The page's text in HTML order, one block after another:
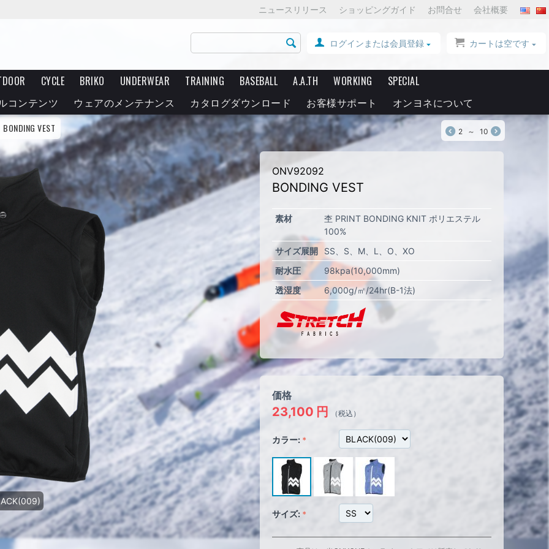
ニュースリリース ショッピングガイド お問合せ 会社概要
カートは空です
ログインまたは会員登録
CYCLE BRIKO UNDERWEAR TRAINING BASEBALL A.A.TH WORKING
SPECIAL
コンテンツ
ウェアのメンテナンス カタログダウンロード お客様サポート オンヨネについて
BONDING VEST 2 ～ 10
ONV92092
BONDING VEST
素材
杢 PRINT BONDING KNIT ポリエステル
100%
サイズ展開
SS S M L O
XO
耐水圧
98kpa(10,000mm)
透湿度
6,000g/㎡/24hr(B-1法)
価格
23,100 円 （税込）
カラー:
サイズ: